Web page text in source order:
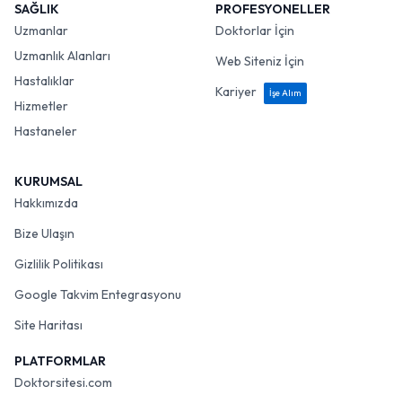
SAĞLIK
Uzmanlar
Uzmanlık Alanları
Hastalıklar
Hizmetler
Hastaneler
PROFESYONELLER
Doktorlar İçin
Web Siteniz İçin
Kariyer
İşe Alım
KURUMSAL
Hakkımızda
Bize Ulaşın
Gizlilik Politikası
Google Takvim Entegrasyonu
Site Haritası
PLATFORMLAR
Doktorsitesi.com